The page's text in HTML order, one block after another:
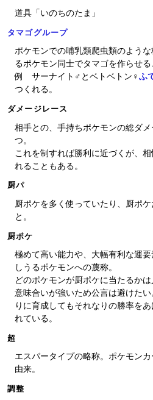
道具「いのちのたま」
タマゴグループ
ポケモンでの哺乳類爬虫類のよう
るポケモン同士でタマゴを作らせる
例 サーナイト♂とベトベトン♀ ふ
つくれる。
ダメージレース
相手との、手持ちポケモンの総ダ
つ。
これを制すれば勝利に近づくが、
れることもある。
厨パ
厨ポケを多く使っていたり、厨ポ
と。
厨ポケ
極めて高い能力や、大幅有利な運
しうるポケモンへの蔑称。
どのポケモンが厨ポケに当たるか
意味合いが強いため公言は避けた
りに育成してもそれなりの勝率を
れている。
超
エスパータイプの略称。ポケモン
由来。
調整